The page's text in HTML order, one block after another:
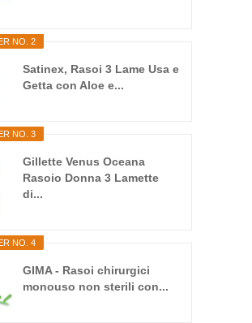
NO. 2
Satinex, Rasoi 3 Lame Usa e
Getta con Aloe e...
NO. 3
Gillette Venus Oceana
Rasoio Donna 3 Lamette
di...
NO. 4
GIMA - Rasoi chirurgici
monouso non sterili con...